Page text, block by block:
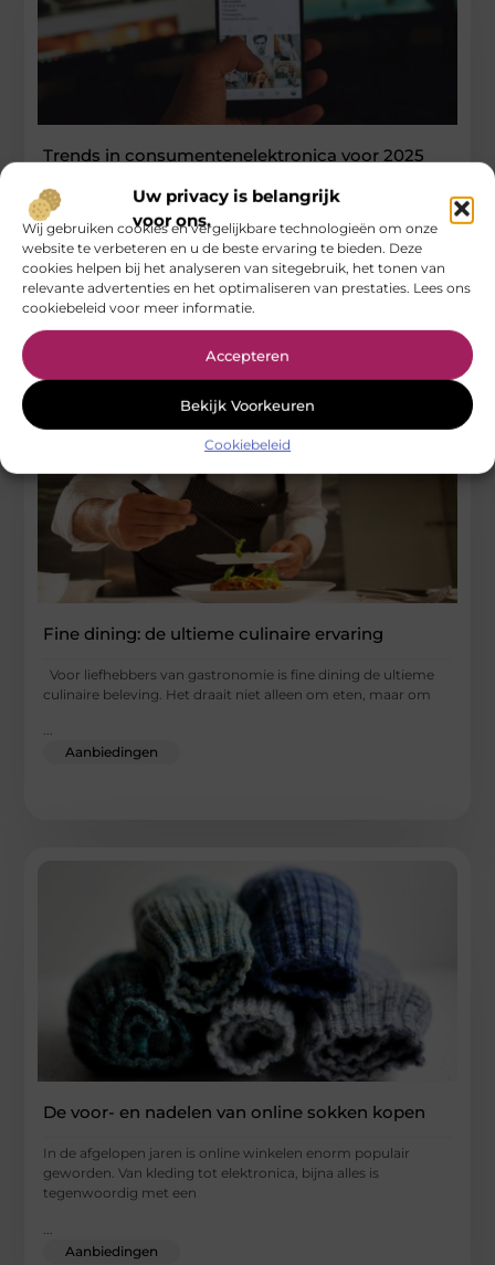
Uw privacy is belangrijk
voor ons.
Wij gebruiken cookies en vergelijkbare technologieën om onze
website te verbeteren en u de beste ervaring te bieden. Deze
cookies helpen bij het analyseren van sitegebruik, het tonen van
relevante advertenties en het optimaliseren van prestaties. Lees ons
cookiebeleid voor meer informatie.
Accepteren
Bekijk Voorkeuren
Cookiebeleid
Trends in consumentenelektronica voor 2025
De wereld van consumentenelektronica is voortdurend in
beweging. Elk jaar worden we verrast door nieuwe innovaties
en technologische doorbraken die
...
Aanbiedingen
Fine dining: de ultieme culinaire ervaring
Voor liefhebbers van gastronomie is fine dining de ultieme
culinaire beleving. Het draait niet alleen om eten, maar om
...
Aanbiedingen
De voor- en nadelen van online sokken kopen
In de afgelopen jaren is online winkelen enorm populair
geworden. Van kleding tot elektronica, bijna alles is
tegenwoordig met een
Aanbiedingen